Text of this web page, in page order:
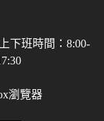
下班時間：8:00-
瀏覽器